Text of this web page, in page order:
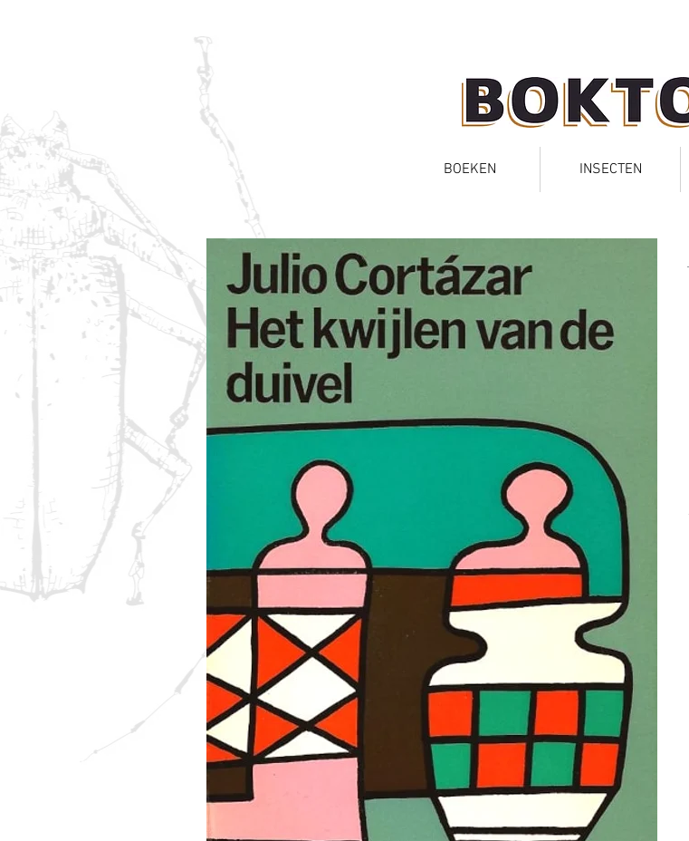
BOEKEN INSECTEN